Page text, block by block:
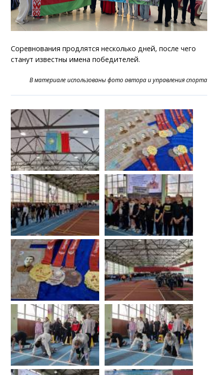
Соревнования продлятся несколько дней, после чего
станут известны имена победителей.
В материале использованы фото автора и управления спорта